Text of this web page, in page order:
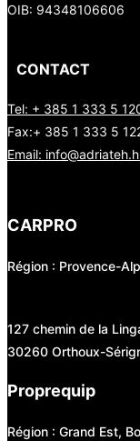
OIB: 94348106606
CONTACT
Tel: + 385 1 333 5
Fax:+ 385 1 333 5
Email:
CARPRO
Région : Provence-
127 chemin de la
30260 Orthoux-
Proprequip
Région : Grand Est,